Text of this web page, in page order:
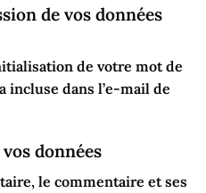
de vos données
de votre mot de
incluse dans l’e-mail de
données
le commentaire et ses